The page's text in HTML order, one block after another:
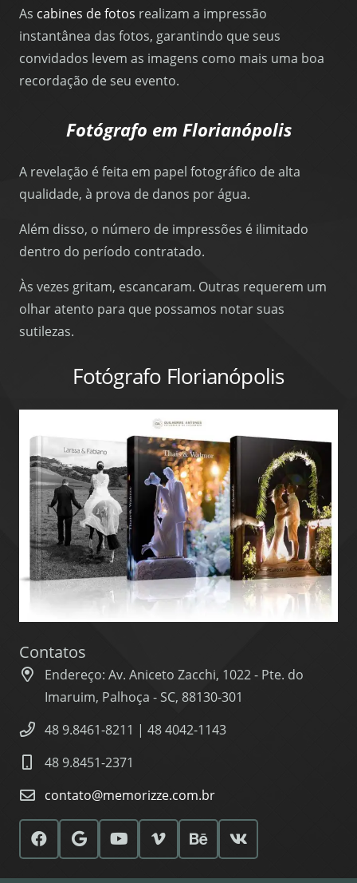
As cabines de fotos realizam a impressão
instantânea das fotos, garantindo que seus
convidados levem as imagens como mais uma boa
recordação de seu evento.
Fotógrafo em Florianópolis
A revelação é feita em papel fotográfico de alta
qualidade, à prova de danos por água.
Além disso, o número de impressões é ilimitado
dentro do período contratado.
Às vezes gritam, escancaram. Outras requerem um
olhar atento para que possamos notar suas
sutilezas.
Fotógrafo Florianópolis
Contatos
Endereço: Av. Aniceto Zacchi, 1022 - Pte. do
Imaruim, Palhoça - SC, 88130-301
48 9.8461-8211 | 48 4042-1143
48 9.8451-2371
contato@memorizze.com.br